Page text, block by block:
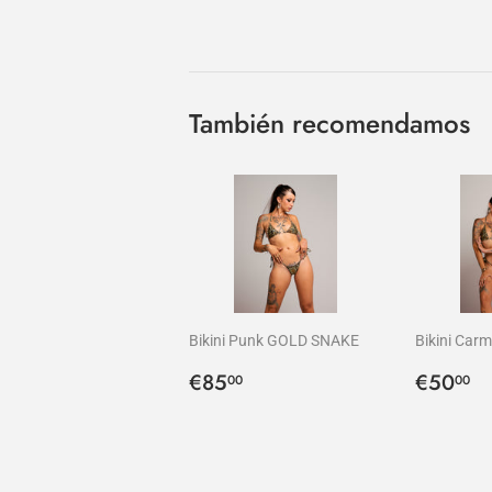
También recomendamos
Bikini Punk GOLD SNAKE
Precio
€8500
Bikini
Precio
€5000